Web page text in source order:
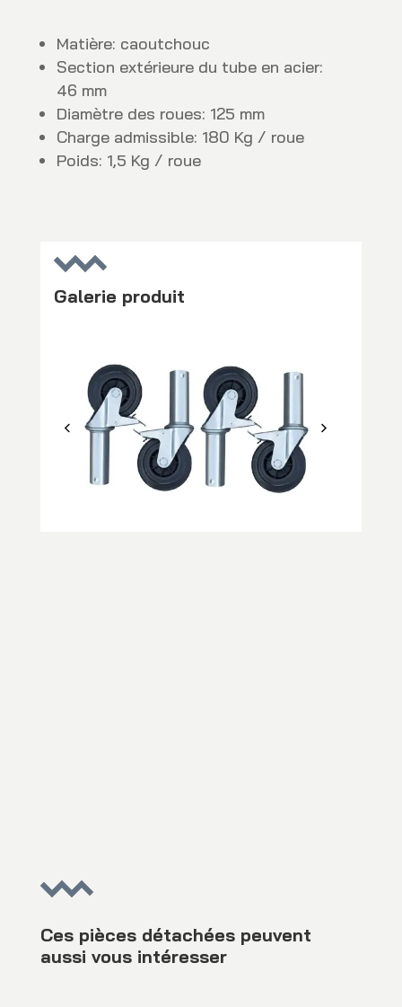
Matière: caoutchouc
Section extérieure du tube en acier:
46 mm
Diamètre des roues: 125 mm
Charge admissible: 180 Kg / roue
Poids: 1,5 Kg / roue
Galerie produit
Ces pièces détachées peuvent
aussi vous intéresser